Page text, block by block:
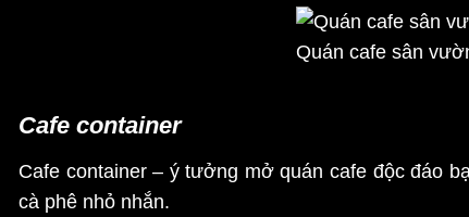
Quán cafe sân
Cafe container
Cafe container – ý tưởng mở quán cafe độc đáo
cà phê nhỏ nhắn.